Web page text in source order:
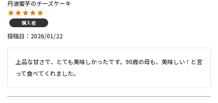
丹波蜜芋のチーズケーキ
購入者
投稿日 2026/01/22
上品な甘さで、とても美味しかったです。90歳の母も、美味しい！と言
って食べてくれました。